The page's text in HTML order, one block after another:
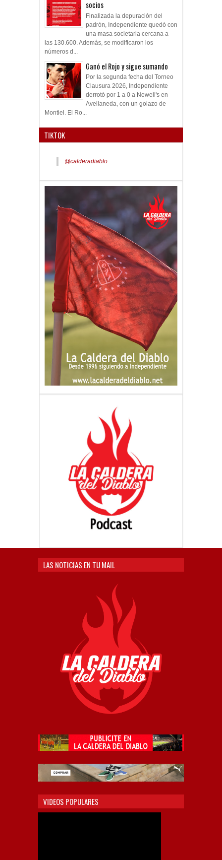
socios
Finalizada la depuración del
padrón, Independiente quedó con
una masa societaria cercana a
las 130.600. Además, se modificaron los
números d...
Ganó el Rojo y sigue sumando
Por la segunda fecha del Torneo
Clausura 2026, Independiente
derrotó por 1 a 0 a Newell's en
Avellaneda, con un golazo de
Montiel. El Ro...
TIKTOK
@calderadiablo
LAS NOTICIAS EN TU MAIL
VIDEOS POPULARES